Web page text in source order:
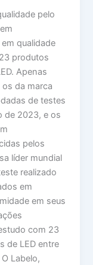
pelo
qualidade
produtos
Apenas
da marca
de testes
de 2023, e os
pelos
líder mundial
realizado
em
em seus
com 23
de LED entre
Labelo,